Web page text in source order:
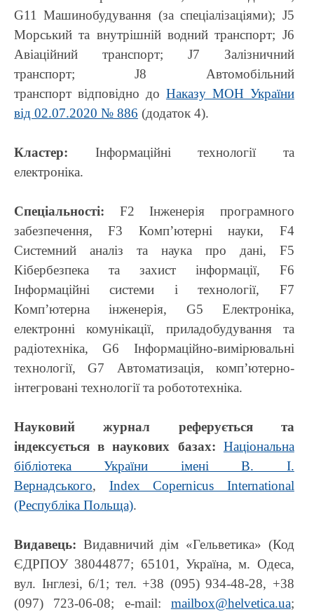
G11 Машинобудування (за спеціалізаціями); J5
Морський та внутрішній водний транспорт; J6
Авіаційний транспорт; J7 Залізничний
транспорт; J8 Автомобільний
транспорт відповідно до Наказу МОН України
від 02.07.2020 № 886 (додаток 4).
Кластер: Інформаційні технології та
електроніка.
Спеціальності: F2 Інженерія програмного
забезпечення, F3 Комп’ютерні науки, F4
Системний аналіз та наука про дані, F5
Кібербезпека та захист інформації, F6
Інформаційні системи і технології, F7
Комп’ютерна інженерія, G5 Електроніка,
електронні комунікації, приладобудування та
радіотехніка, G6 Інформаційно-вимірювальні
технології, G7 Автоматизація, комп’ютерно-
інтегровані технології та робототехніка.
Науковий журнал реферується та
індексується в наукових базах: Національна
бібліотека України імені В. І.
Вернадського, Index Copernicus International
(Республіка Польща).
Видавець: Видавничий дім «Гельветика» (Код
ЄДРПОУ 38044877; 65101, Україна, м. Одеса,
вул. Інглезі, 6/1; тел. +38 (095) 934-48-28, +38
(097) 723-06-08; e-mail: mailbox@helvetica.ua;